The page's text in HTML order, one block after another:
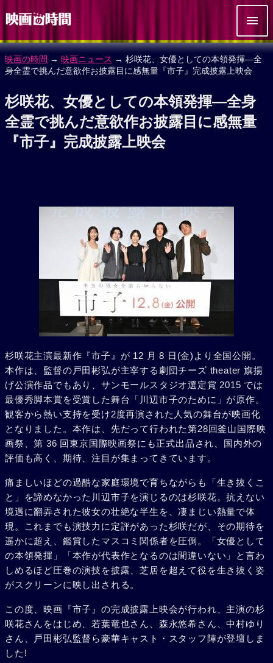
映画の時間 → 映画ニュース → 杉咲花、女優としての本領発揮―全
身全霊で挑んだ意欲作お披露目に感無量『市子』完成披露上映会
杉咲花、女優としての本領発揮―全身
全霊で挑んだ意欲作お披露目に感無量
『市子』完成披露上映会
杉咲花主演最新作『市子』が 12 月 8 日(金)より全国公開。
本作は、監督の戸田彬弘が主宰する劇団チーズ theater 旗揚
げ公演作品でもあり、サンモールスタジオ選定賞 2015 では
最優秀脚本賞を受賞した舞台「川辺市子のために」が原作。
観客から熱い支持を受け2度再演された人気の舞台が映画化
となりました。本作は、先だって行われた第28回釜山国際映
画祭、第 36 回東京国際映画祭にも正式出品され、国内外の
評価も高く、期待、注目が集まってきています。
痛ましいほどの過酷な家庭環境で育ちながらも「生き抜くこ
と」を諦めなかった川辺市子を演じるのは杉咲花。抗えない
境遇に翻弄された彼女の壮絶な半生を、凄まじい熱量で体
現。これまでも演技力に定評があった杉咲だが、その期待を
遥かに超え、鑑賞したマスコミ関係者を圧倒。「女優として
の本領発揮」「本作が代表作となるのは間違いない」と言わ
しめるほど圧巻の演技を披露、芝居を超えて役を生き抜く姿
がスクリーンに映し出される。
この度、映画『市子』の完成披露上映会が行われ、主演の杉
咲花さんをはじめ、若葉竜也さん、森永悠希さん、中村ゆり
さん、戸田彬弘監督ら豪華キャスト・スタッフ陣が登壇しま
した!